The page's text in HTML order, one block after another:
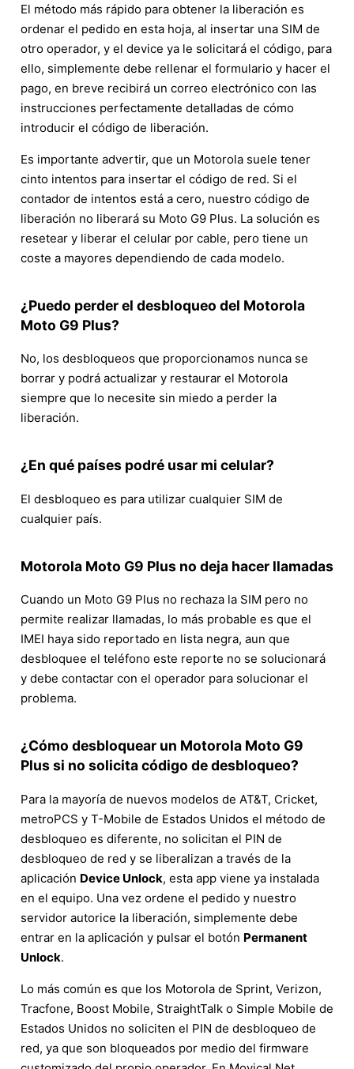
El método más rápido para obtener la liberación es
ordenar el pedido en esta hoja, al insertar una SIM de
otro operador, y el device ya le solicitará el código, para
ello, simplemente debe rellenar el formulario y hacer el
pago, en breve recibirá un correo electrónico con las
instrucciones perfectamente detalladas de cómo
introducir el código de liberación.
Es importante advertir, que un Motorola suele tener
cinto intentos para insertar el código de red. Si el
contador de intentos está a cero, nuestro código de
liberación no liberará su Moto G9 Plus. La solución es
resetear y liberar el celular por cable, pero tiene un
coste a mayores dependiendo de cada modelo.
¿Puedo perder el desbloqueo del Motorola
Moto G9 Plus?
No, los desbloqueos que proporcionamos nunca se
borrar y podrá actualizar y restaurar el Motorola
siempre que lo necesite sin miedo a perder la
liberación.
¿En qué países podré usar mi celular?
El desbloqueo es para utilizar cualquier SIM de
cualquier país.
Motorola Moto G9 Plus no deja hacer llamadas
Cuando un Moto G9 Plus no rechaza la SIM pero no
permite realizar llamadas, lo más probable es que el
IMEI haya sido reportado en lista negra, aun que
desbloquee el teléfono este reporte no se solucionará
y debe contactar con el operador para solucionar el
problema.
¿Cómo desbloquear un Motorola Moto G9
Plus si no solicita código de desbloqueo?
Para la mayoría de nuevos modelos de AT&T, Cricket,
metroPCS y T-Mobile de Estados Unidos el método de
desbloqueo es diferente, no solicitan el PIN de
desbloqueo de red y se liberalizan a través de la
aplicación Device Unlock, esta app viene ya instalada
en el equipo. Una vez ordene el pedido y nuestro
servidor autorice la liberación, simplemente debe
entrar en la aplicación y pulsar el botón Permanent
Unlock.
Lo más común es que los Motorola de Sprint, Verizon,
Tracfone, Boost Mobile, StraightTalk o Simple Mobile de
Estados Unidos no soliciten el PIN de desbloqueo de
red, ya que son bloqueados por medio del firmware